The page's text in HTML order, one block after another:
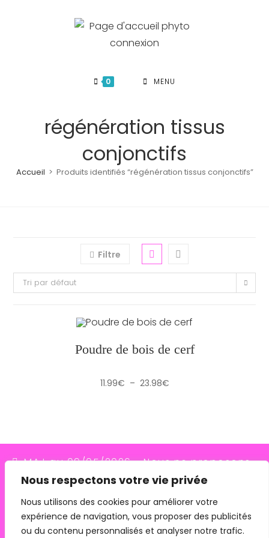
Nous respectons votre vie privée
Nous utilisons des cookies pour améliorer votre
expérience de navigation, vous proposer des publicités
ou du contenu personnalisés et analyser notre trafic.
MAJ au 09/05/2026 - Nous ne proposons
plus le transporteur Relais Colis (placés en
redressement judiciaire le 10/03/26, ils
n'assurent plus les livraisons depuis le
0 MENU
régénération tissus
conjonctifs
Accueil > Produits identifiés “régénération tissus conjonctifs”
Filtre
Tri par défaut
Poudre de bois de cerf
11.99€ – 23.98€Plage